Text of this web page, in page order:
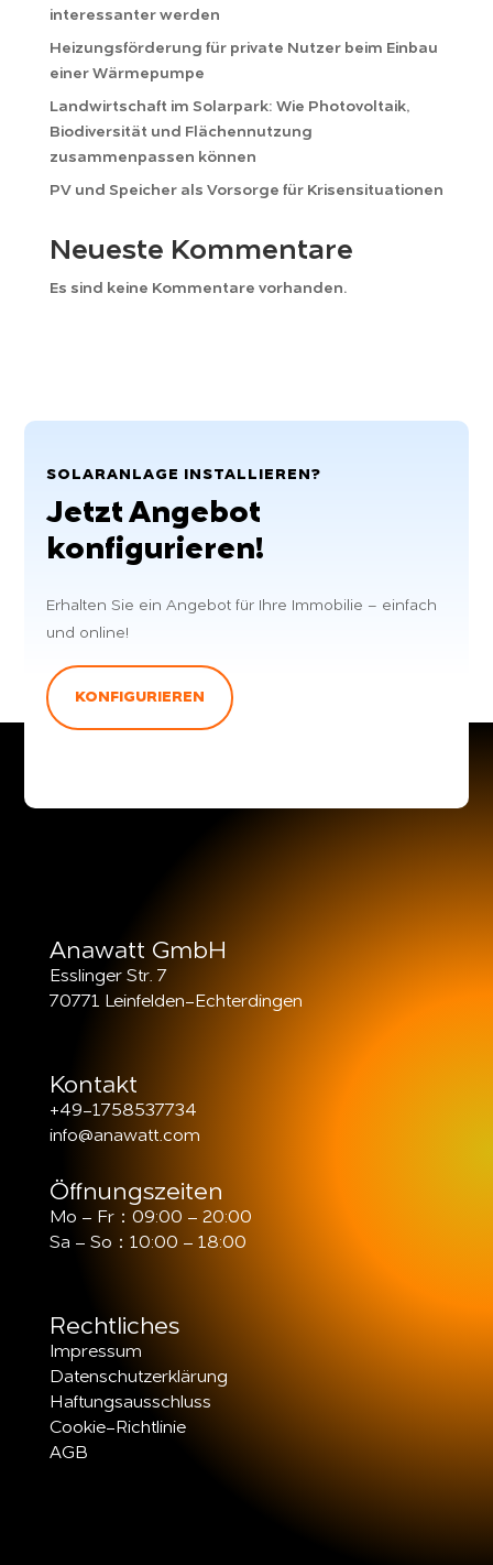
interessanter werden
Heizungsförderung für private Nutzer beim Einbau
einer Wärmepumpe
Landwirtschaft im Solarpark: Wie Photovoltaik,
Biodiversität und Flächennutzung
zusammenpassen können
PV und Speicher als Vorsorge für Krisensituationen
Neueste Kommentare
Es sind keine Kommentare vorhanden.
SOLARANLAGE INSTALLIEREN?
Jetzt Angebot
konfigurieren!
Erhalten Sie ein Angebot für Ihre Immobilie – einfach
und online!
KONFIGURIEREN
Anawatt GmbH
Esslinger Str. 7
70771 Leinfelden-Echterdingen
Kontakt
+49-1758537734
info@anawatt.com
Öffnungszeiten
Mo – Fr：09:00 – 20:00
Sa – So：10:00 – 18:00
Rechtliches
Impressum
Datenschutzerklärung
Haftungsausschluss
Cookie-Richtlinie
AGB